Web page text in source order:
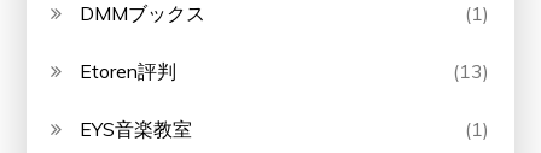
DMMブックス (1)
Etoren評判 (13)
EYS音楽教室 (1)